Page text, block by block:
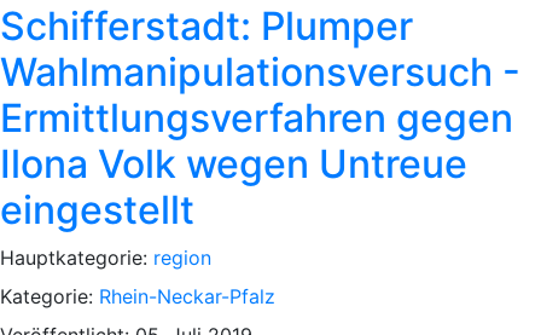
Schifferstadt: Plumper
Wahlmanipulationsversuch -
Ermittlungsverfahren gegen
Ilona Volk wegen Untreue
eingestellt
Hauptkategorie: region
Kategorie: Rhein-Neckar-Pfalz